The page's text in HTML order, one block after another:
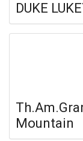
DUKE
Mountain